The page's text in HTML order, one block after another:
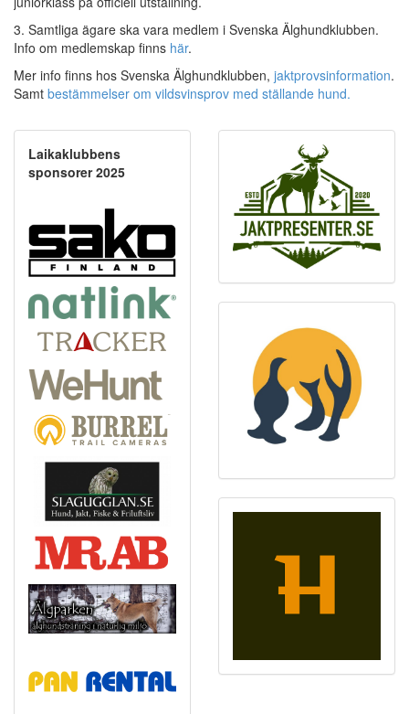
3. Samtliga ägare ska vara medlem i Svenska Älghundklubben.
Info om medlemskap finns här.
Mer info finns hos Svenska Älghundklubben, jaktprovsinformation.
Samt bestämmelser om vildsvinsprov med ställande hund.
Laikaklubbens
sponsorer 2025